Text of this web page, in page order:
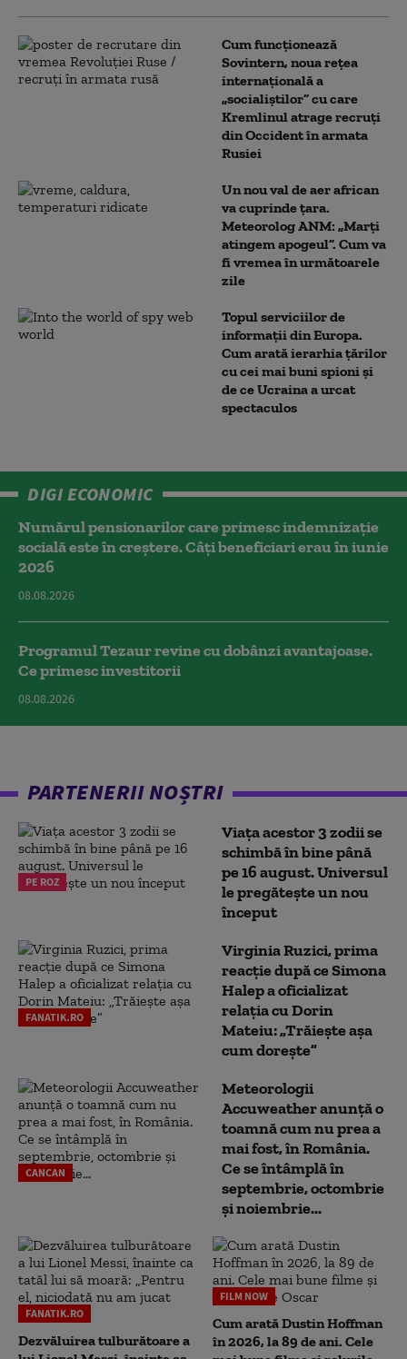
Cum funcționează
Sovintern, noua rețea
internațională a
„socialiștilor” cu care
Kremlinul atrage recruți
din Occident în armata
Rusiei
Un nou val de aer african
va cuprinde țara.
Meteorolog ANM: „Marți
atingem apogeul”. Cum va
fi vremea în următoarele
zile
Topul serviciilor de
informații din Europa.
Cum arată ierarhia țărilor
cu cei mai buni spioni și
de ce Ucraina a urcat
spectaculos
DIGI ECONOMIC
Numărul pensionarilor care primesc indemnizaţie
socială este în creștere. Câți beneficiari erau în iunie
2026
08.08.2026
Programul Tezaur revine cu dobânzi avantajoase.
Ce primesc investitorii
08.08.2026
PARTENERII NOȘTRI
PE ROZ
Viața acestor 3 zodii se
schimbă în bine până
pe 16 august. Universul
le pregătește un nou
început
FANATIK.RO
Virginia Ruzici, prima
reacție după ce Simona
Halep a oficializat
relația cu Dorin
Mateiu: „Trăiește așa
cum dorește”
CANCAN
Meteorologii
Accuweather anunță o
toamnă cum nu prea a
mai fost, în România.
Ce se întâmplă în
septembrie, octombrie
și noiembrie...
FANATIK.RO
Dezvăluirea tulburătoare a
FILM NOW
Cum arată Dustin Hoffman
în 2026, la 89 de ani. Cele